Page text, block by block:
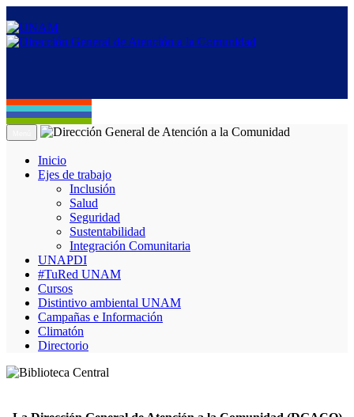
Inicio
Ejes de trabajo
Inclusión
Salud
Seguridad
Sustentabilidad
Integración Comunitaria
UNAPDI
#TuRed UNAM
Cursos
Distintivo ambiental UNAM
Campañas e Información
Climatón
Directorio